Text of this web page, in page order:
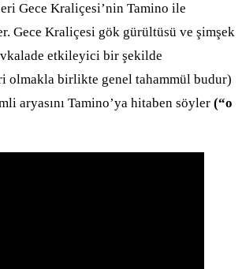
Gece Kraliçesi’nin Tamino ile
Gece Kraliçesi gök gürültüsü ve şimşek
etkileyici bir şekilde
olmakla birlikte genel tahammül budur)
aryasını Tamino’ya hitaben söyler (“o